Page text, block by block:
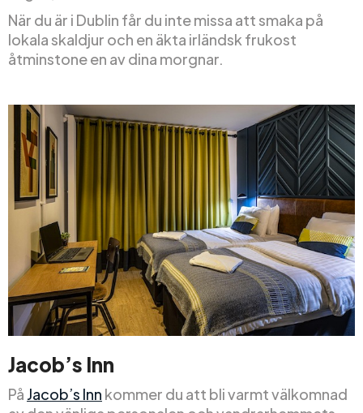
När du är i Dublin får du inte missa att smaka på
lokala skaldjur och en äkta irländsk frukost
åtminstone en av dina morgnar.
Jacob’s Inn
På Jacob’s Inn kommer du att bli varmt välkomnad